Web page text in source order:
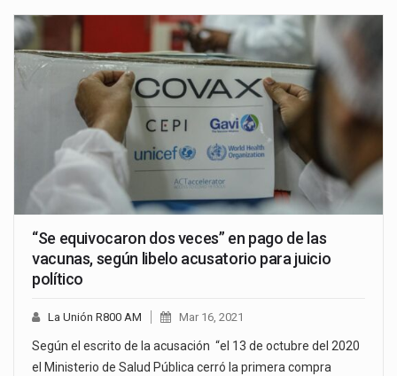
“Se equivocaron dos veces” en pago de las
vacunas, según libelo acusatorio para juicio
político
La Unión R800 AM Mar 16, 2021
Según el escrito de la acusación “el 13 de octubre del 2020
el Ministerio de Salud Pública cerró la primera compra